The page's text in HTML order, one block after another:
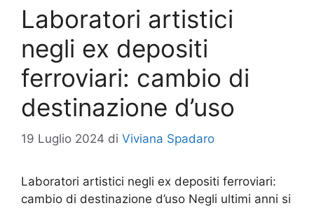
Laboratori artistici
negli ex depositi
ferroviari: cambio di
destinazione d’uso
19 Luglio 2024 di Viviana Spadaro
Laboratori artistici negli ex depositi ferroviari:
cambio di destinazione d’uso Negli ultimi anni si